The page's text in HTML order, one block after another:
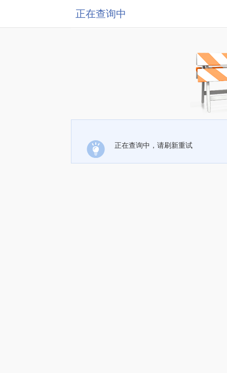
正在查询中
正在查询中，请刷新重试